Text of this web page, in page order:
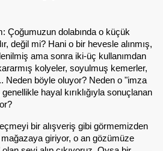
Çoğumuzun dolabında o küçük
değil mi? Hani o bir hevesle alınmış,
ama sonra iki-üç kullanımdan
kolyeler, soyulmuş kemerler,
Neden böyle oluyor? Neden o "imza
hayal kırıklığıyla sonuçlanan
bir alışveriş gibi görmemizden
mağazaya giriyor, o an gözümüze